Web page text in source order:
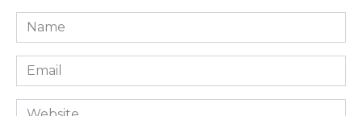
Name
*
Email
*
Website